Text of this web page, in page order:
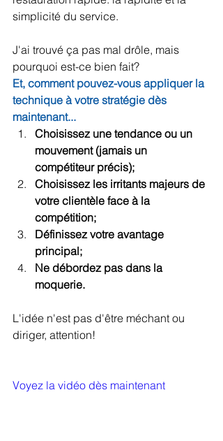
simplicité du service.
J'ai trouvé ça pas mal drôle, mais
pourquoi est-ce bien fait?
Et, comment pouvez-vous appliquer la
technique à votre stratégie dès
maintenant...
Choisissez une tendance ou un
mouvement (jamais un
compétiteur précis);
Choisissez les irritants majeurs de
votre clientèle face à la
compétition;
Définissez votre avantage
principal;
Ne débordez pas dans la
moquerie.
L'idée n'est pas d'être méchant ou
diriger, attention!
Voyez la vidéo dès maintenant